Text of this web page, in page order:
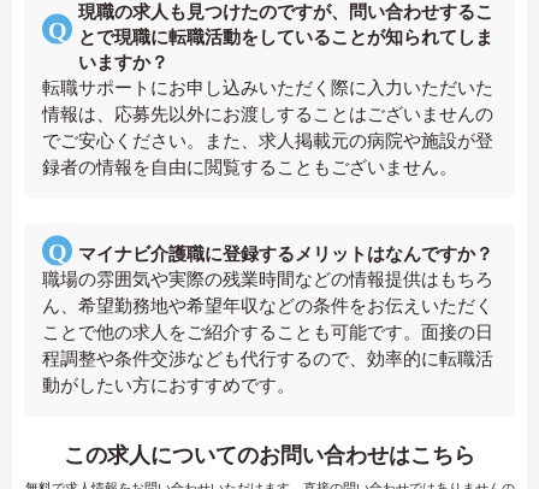
現職の求人も見つけたのですが、問い合わせするこ
とで現職に転職活動をしていることが知られてしま
いますか？
転職サポートにお申し込みいただく際に入力いただいた
情報は、応募先以外にお渡しすることはございませんの
でご安心ください。また、求人掲載元の病院や施設が登
録者の情報を自由に閲覧することもございません。
マイナビ介護職に登録するメリットはなんですか？
職場の雰囲気や実際の残業時間などの情報提供はもちろ
ん、希望勤務地や希望年収などの条件をお伝えいただく
ことで他の求人をご紹介することも可能です。面接の日
程調整や条件交渉なども代行するので、効率的に転職活
動がしたい方におすすめです。
この求人についてのお問い合わせはこちら